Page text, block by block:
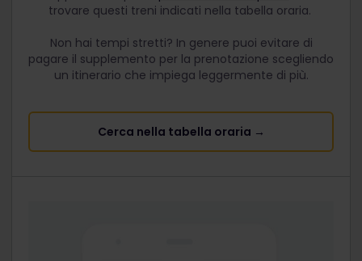
trovare questi treni indicati nella tabella oraria.
Non hai tempi stretti? In genere puoi evitare di
pagare il supplemento per la prenotazione scegliendo
un itinerario che impiega leggermente di più.
Cerca nella tabella oraria →